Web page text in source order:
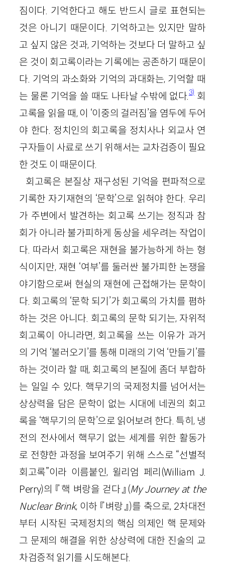
짐이다. 기억한다고 해도 반드시 글로 표현되는
것은 아니기 때문이다. 기억하고는 있지만 말하
고 싶지 않은 것과, 기억하는 것보다 더 말하고 싶
은 것이 회고록이라는 기록에는 공존하기 때문이
다. 기억의 과소화와 기억의 과대화는, 기억할 때
는 물론 기억을 쓸 때도 나타날 수밖에 없다.3)회
고록을 읽을 때, 이 ‘이중의 걸러짐’을 염두에 두어
야 한다. 정치인의 회고록을 정치사나 외교사 연
구자들이 사료로 쓰기 위해서는 교차검증이 필요
한 것도 이 때문이다.
회고록은 본질상 재구성된 기억을 편파적으로
기록한 자기재현의 ‘문학’으로 읽혀야 한다. 우리
가 주변에서 발견하는 회고록 쓰기는 정직과 참
회가 아니라 불가피하게 동상을 세우려는 작업이
다. 따라서 회고록은 재현을 불가능하게 하는 형
식이지만, 재현 ‘여부’를 둘러싼 불가피한 논쟁을
야기함으로써 현실의 재현에 근접해가는 문학이
다. 회고록의 ‘문학 되기’가 회고록의 가치를 폄하
하는 것은 아니다. 회고록의 문학 되기는, 자위적
회고록이 아니라면, 회고록을 쓰는 이유가 과거
의 기억 ‘불러오기’를 통해 미래의 기억 ‘만들기’를
하는 것이라 할 때, 회고록의 본질에 좀더 부합하
는 일일 수 있다. 핵무기의 국제정치를 넘어서는
상상력을 담은 문학이 없는 시대에 네권의 회고
록을 ‘핵무기의 문학’으로 읽어보려 한다. 특히, 냉
전의 전사에서 핵무기 없는 세계를 위한 활동가
로 전향한 과정을 보여주기 위해 스스로 “선별적
회고록”이라 이름붙인, 윌리엄 페리(William J.
Perry)의 『핵 벼랑을 걷다』(My Journey at the
Nuclear Brink, 이하 『벼랑』)를 축으로, 2차대전
부터 시작된 국제정치의 핵심 의제인 핵 문제와
그 문제의 해결을 위한 상상력에 대한 진술의 교
차검증적 읽기를 시도해본다.